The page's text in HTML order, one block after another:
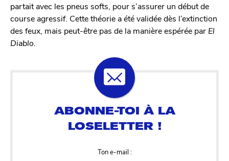
partait avec les pneus softs, pour s’assurer un début de
course agressif. Cette théorie a été validée dès l’extinction
des feux, mais peut-être pas de la manière espérée par El
Diablo.
Ton e-mail :